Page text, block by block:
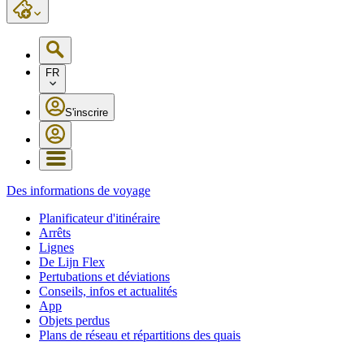
FR
S'inscrire
Des informations de voyage
Planificateur d'itinéraire
Arrêts
Lignes
De Lijn Flex
Pertubations et déviations
Conseils, infos et actualités
App
Objets perdus
Plans de réseau et répartitions des quais